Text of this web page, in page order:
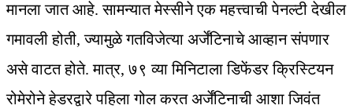
मानला जात आहे. सामन्यात मेस्सीने एक महत्त्वाची पेनल्टी देखील
गमावली होती, ज्यामुळे गतविजेत्या अर्जेंटिनाचे आव्हान संपणार
असे वाटत होते. मात्र, ७९ व्या मिनिटाला डिफेंडर क्रिस्टियन
रोमेरोने हेडरद्वारे पहिला गोल करत अर्जेंटिनाची आशा जिवंत